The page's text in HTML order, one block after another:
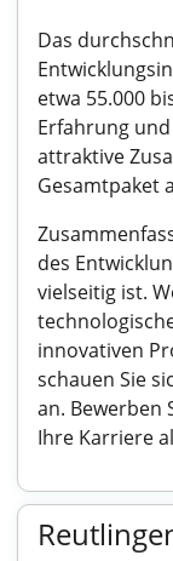
Das
etwa 55.000
Erfahrung
attraktive
Gesamtpaket
des
vielseitig ist.
innovativen
schauen Sie
an. Bewerben
Ihre Karriere